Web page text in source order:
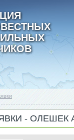
- ОЛЕШЕК